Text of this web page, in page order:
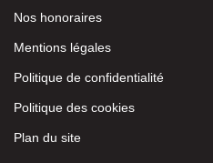
Nos honoraires
Mentions légales
Politique de confidentialité
Politique des cookies
Plan du site